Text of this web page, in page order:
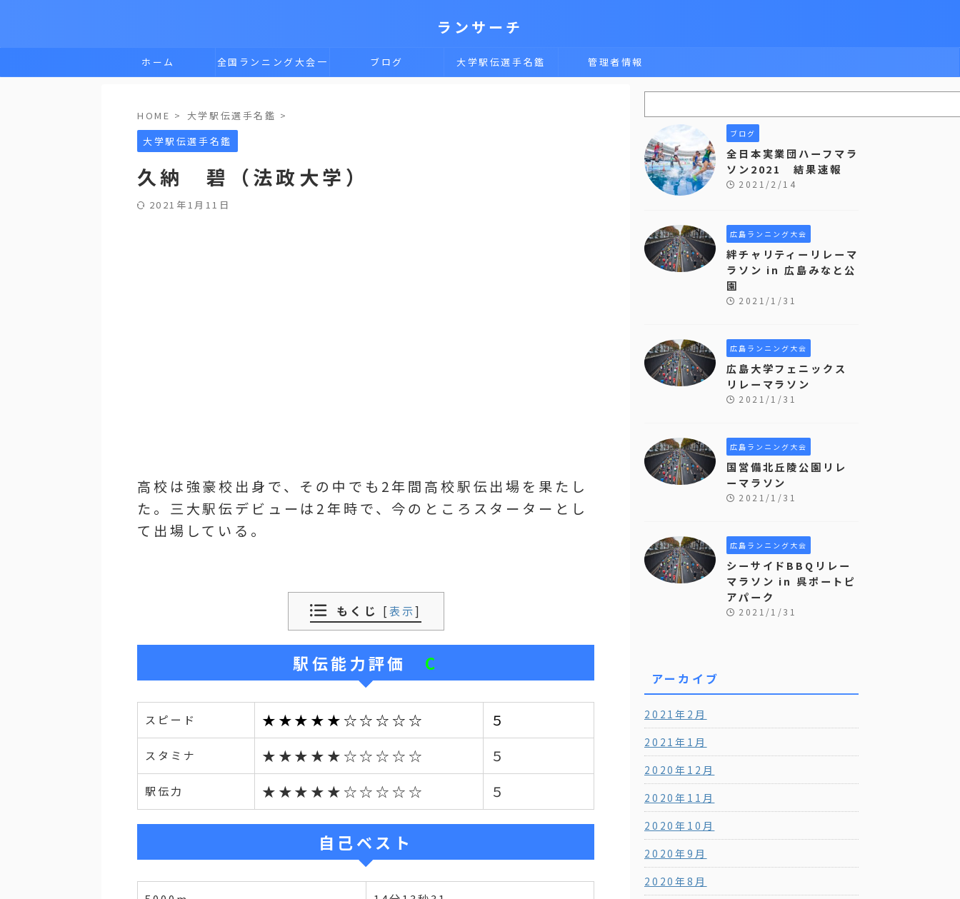
ランサーチ
ホーム 全国ランニング大会一 ブログ 大学駅伝選手名鑑 管理者情報
HOME > 大学駅伝選手名鑑 >
大学駅伝選手名鑑
久納 碧（法政大学）
2021年1月11日
高校は強豪校出身で、その中でも2年間高校駅伝出場を果たし
た。三大駅伝デビューは2年時で、今のところスターターとし
て出場している。
もくじ [表示]
駅伝能力評価 C
スピード ★★★★★☆☆☆☆☆ ５
スタミナ ★★★★★☆☆☆☆☆ ５
駅伝力 ★★★★★☆☆☆☆☆ ５
自己ベスト
ブログ
全日本実業団ハーフマラ
ソン2021 結果速報
2021/2/14
広島ランニング大会
絆チャリティーリレーマ
ラソン in 広島みなと公
園
2021/1/31
広島ランニング大会
広島大学フェニックス
リレーマラソン
2021/1/31
広島ランニング大会
国営備北丘陵公園リレ
ーマラソン
2021/1/31
広島ランニング大会
シーサイドBBQリレー
マラソン in 呉ポートピ
アパーク
2021/1/31
アーカイブ
2021年2月
2021年1月
2020年12月
2020年11月
2020年10月
2020年9月
2020年8月